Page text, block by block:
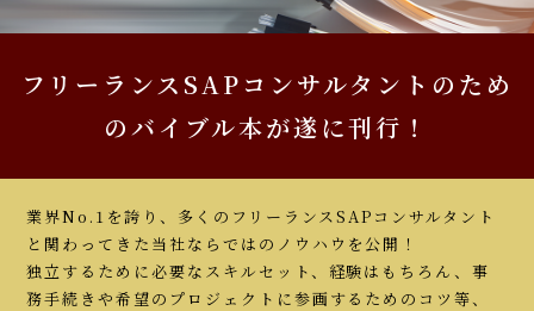
フリーランスSAPコンサルタントのため
のバイブル本が遂に刊行！
業界No.1を誇り、多くのフリーランスSAPコンサルタント
と関わってきた当社ならではのノウハウを公開！
独立するために必要なスキルセット、経験はもちろん、事
務手続きや希望のプロジェクトに参画するためのコツ等、